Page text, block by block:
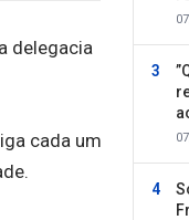
delegacia
cada um